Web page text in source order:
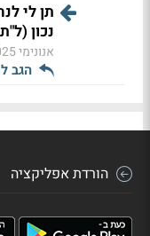
תן לי
נכון
אנונימי
הגב
הורדת אפליקציה